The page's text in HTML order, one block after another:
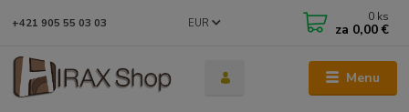
Menu
EUR
+421 905 55 03 03 0 ks
za 0,00 €